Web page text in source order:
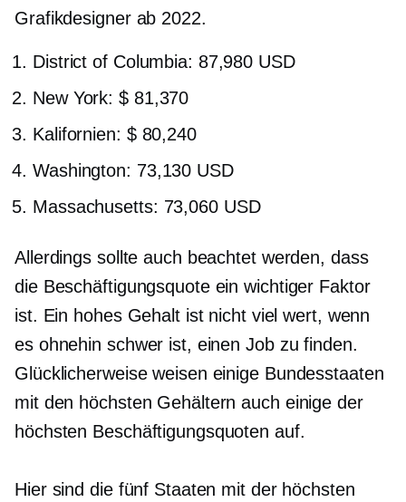
Grafikdesigner ab 2022.
District of Columbia: 87,980 USD
New York: $ 81,370
Kalifornien: $ 80,240
Washington: 73,130 USD
Massachusetts: 73,060 USD
Allerdings sollte auch beachtet werden, dass
die Beschäftigungsquote ein wichtiger Faktor
ist. Ein hohes Gehalt ist nicht viel wert, wenn
es ohnehin schwer ist, einen Job zu finden.
Glücklicherweise weisen einige Bundesstaaten
mit den höchsten Gehältern auch einige der
höchsten Beschäftigungsquoten auf.
Hier sind die fünf Staaten mit der höchsten